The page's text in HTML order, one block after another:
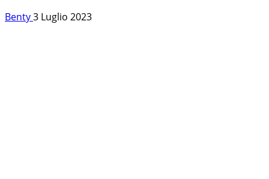
Benty3 Luglio 2023